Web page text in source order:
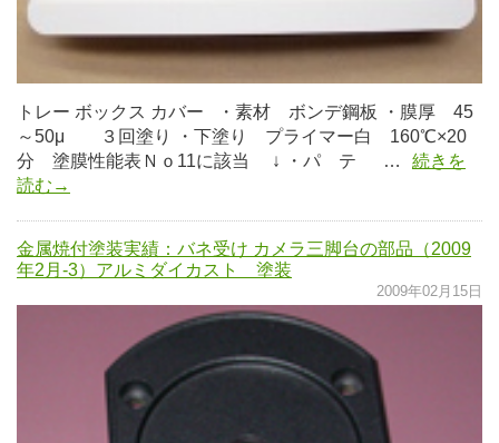
トレー ボックス カバー ・素材 ボンデ鋼板 ・膜厚 45
～50μ ３回塗り ・下塗り プライマー白 160℃×20
分 塗膜性能表Ｎｏ11に該当 ↓ ・パ テ …
続きを
読む→
金属焼付塗装実績：バネ受け カメラ三脚台の部品（2009
年2月-3）アルミダイカスト 塗装
2009年02月15日